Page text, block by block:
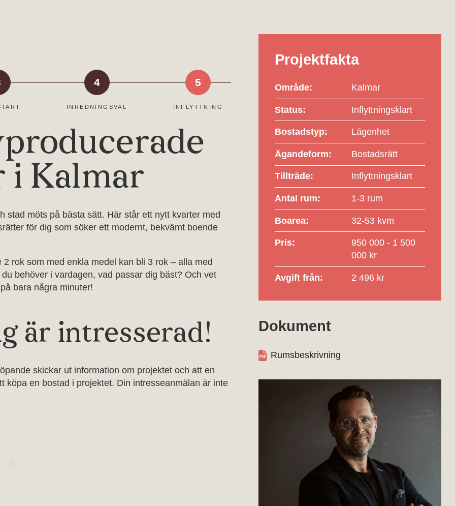
4
INREDNINGSVAL
5
INFLYTTNING
i Kalmar
stad möts på bästa sätt. Här står ett nytt kvarter med
för dig som söker ett modernt, bekvämt boende
rok som med enkla medel kan bli 3 rok – alla med
behöver i vardagen, vad passar dig bäst? Och vet
bara några minuter!
är intresserad!
skickar ut information om projektet och att en
köpa en bostad i projektet. Din intresseanmälan är inte
Projektfakta
Område: Kalmar
Status: Inflyttningsklart
Bostadstyp: Lägenhet
Ägandeform: Bostadsrätt
Tillträde: Inflyttningsklart
Antal rum: 1-3 rum
Boarea: 32-53 kvm
Pris:
950 000 - 1 500
000 kr
Avgift från: 2 496 kr
Dokument
Rumsbeskrivning